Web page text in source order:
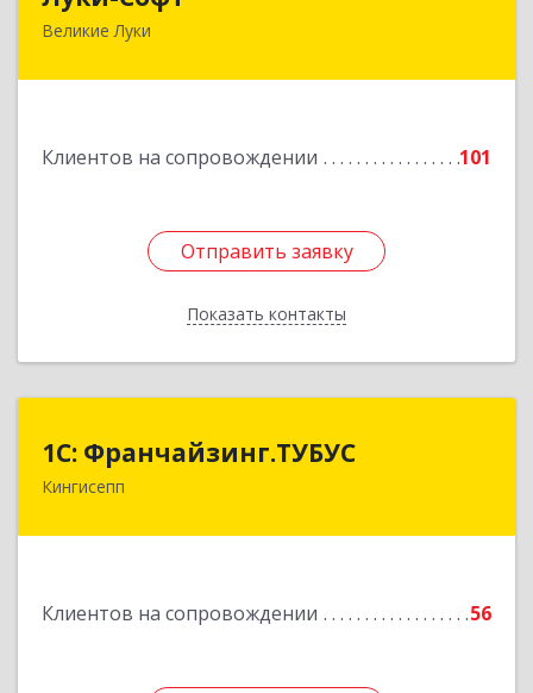
Великие Луки
Клиентов на сопровождении 101
Отправить заявку
Показать контакты
182113, Псковская обл, Великие Луки г,
Отправить заявку
Назад
1С: Франчайзинг.ТУБУС
Кингисепп
Клиентов на сопровождении 56
1С: Франчайзинг.ТУБУС